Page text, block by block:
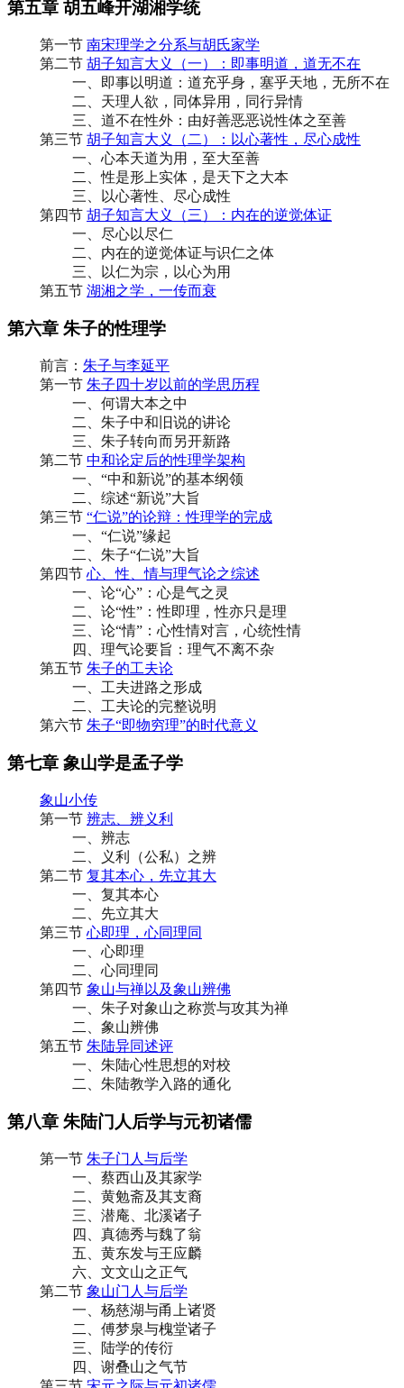
第五章 胡五峰开湖湘学统
第一节 南宋理学之分系与胡氏家学
第二节 胡子知言大义（一）：即事明道，道无不在
一、即事以明道：道充乎身，塞乎天地，无所不在
二、天理人欲，同体异用，同行异情
三、道不在性外：由好善恶恶说性体之至善
第三节 胡子知言大义（二）：以心著性，尽心成性
一、心本天道为用，至大至善
二、性是形上实体，是天下之大本
三、以心著性、尽心成性
第四节 胡子知言大义（三）：内在的逆觉体证
一、尽心以尽仁
二、内在的逆觉体证与识仁之体
三、以仁为宗，以心为用
第五节 湖湘之学，一传而衰
第六章 朱子的性理学
前言： 朱子与李延平
第一节 朱子四十岁以前的学思历程
一、何谓大本之中
二、朱子中和旧说的讲论
三、朱子转向而另开新路
第二节 中和论定后的性理学架构
一、“中和新说”的基本纲领
二、综述“新说”大旨
第三节 “仁说”的论辩：性理学的完成
一、“仁说”缘起
二、朱子“仁说”大旨
第四节 心、性、情与理气论之综述
一、论“心”：心是气之灵
二、论“性”：性即理，性亦只是理
三、论“情”：心性情对言，心统性情
四、理气论要旨：理气不离不杂
第五节 朱子的工夫论
一、工夫进路之形成
二、工夫论的完整说明
第六节 朱子“即物穷理”的时代意义
第七章 象山学是孟子学
象山小传
第一节 辨志、辨义利
一、辨志
二、义利（公私）之辨
第二节 复其本心，先立其大
一、复其本心
二、先立其大
第三节 心即理，心同理同
一、心即理
二、心同理同
第四节 象山与禅以及象山辨佛
一、朱子对象山之称赏与攻其为禅
二、象山辨佛
第五节 朱陆异同述评
一、朱陆心性思想的对校
二、朱陆教学入路的通化
第八章 朱陆门人后学与元初诸儒
第一节 朱子门人与后学
一、蔡西山及其家学
二、黄勉斋及其支裔
三、潜庵、北溪诸子
四、真德秀与魏了翁
五、黄东发与王应麟
六、文文山之正气
第二节 象山门人与后学
一、杨慈湖与甬上诸贤
二、傅梦泉与槐堂诸子
三、陆学的传衍
四、谢叠山之气节